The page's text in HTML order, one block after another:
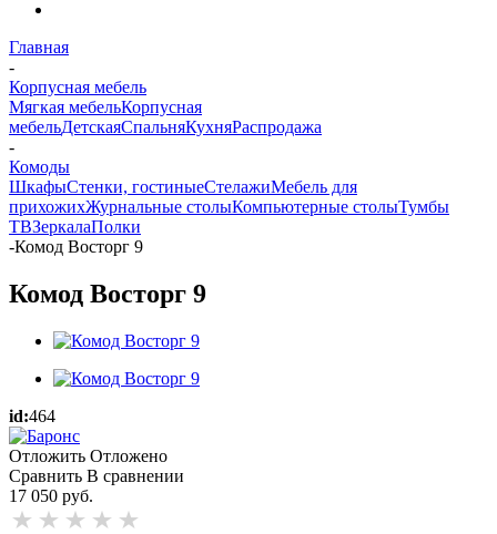
Главная
-
Корпусная мебель
Мягкая мебельКорпусная
мебельДетскаяСпальняКухняРаспродажа
-
Комоды
ШкафыСтенки, гостиныеСтелажиМебель для
прихожихЖурнальные столыКомпьютерные столыТумбы
ТВЗеркалаПолки
-Комод Восторг 9
Комод Восторг 9
id:464
Отложить Отложено
Сравнить В сравнении
17 050 руб.